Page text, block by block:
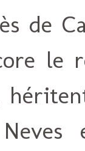
de
le